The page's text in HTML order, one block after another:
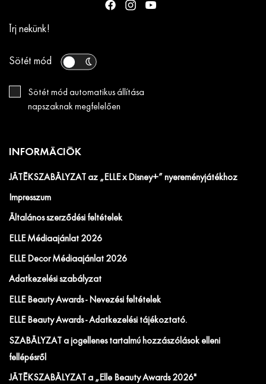
Írj nekünk!
Sötét mód
Sötét mód automatikus állítása
napszaknak megfelelően
INFORMÁCIÓK
JÁTÉKSZABÁLYZAT az „ELLE x Disney+” nyereményjátékhoz
Impresszum
Általános szerződési feltételek
ELLE Médiaajánlat 2026
ELLE Decor Médiaajánlat 2026
Adatkezelési szabályzat
ELLE Beauty Awards - Nevezési feltételek
ELLE Beauty Awards - Adatkezelési tájékoztató.
SZABÁLYZAT a jogellenes tartalmú hozzászólások elleni
fellépésről
JÁTÉKSZABÁLYZAT a „Elle Beauty Awards 2026"